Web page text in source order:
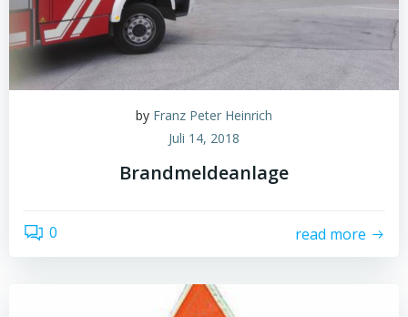
by Franz Peter Heinrich
Juli 14, 2018
Brandmeldeanlage
0 read more